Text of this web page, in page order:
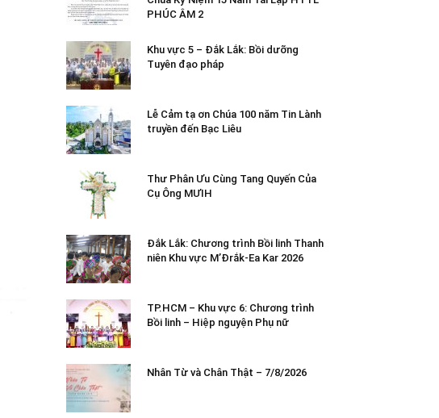
PHÚC ÂM 2
Khu vực 5 – Đắk Lắk: Bồi dưỡng
Tuyên đạo pháp
Lễ Cảm tạ ơn Chúa 100 năm Tin Lành
truyền đến Bạc Liêu
Thư Phân Ưu Cùng Tang Quyến Của
Cụ Ông MƯIH
Đắk Lắk: Chương trình Bồi linh Thanh
niên Khu vực M’Đrắk-Ea Kar 2026
TP.HCM – Khu vực 6: Chương trình
Bồi linh – Hiệp nguyện Phụ nữ
Nhân Từ và Chân Thật – 7/8/2026